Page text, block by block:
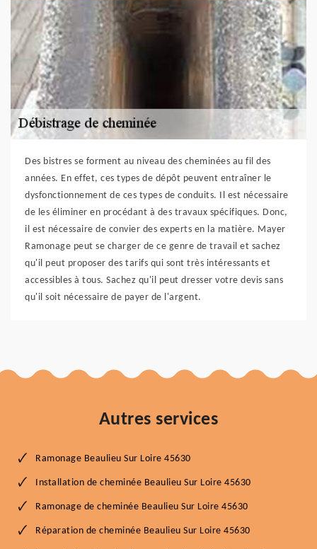
Des bistres se forment au niveau des cheminées au fil des
années. En effet, ces types de dépôt peuvent entraîner le
dysfonctionnement de ces types de conduits. Il est nécessaire
de les éliminer en procédant à des travaux spécifiques. Donc,
il est nécessaire de convier des experts en la matière. Mayer
Ramonage peut se charger de ce genre de travail et sachez
qu'il peut proposer des tarifs qui sont très intéressants et
accessibles à tous. Sachez qu'il peut dresser votre devis sans
qu'il soit nécessaire de payer de l'argent.
Autres services
Ramonage Beaulieu Sur Loire 45630
Installation de cheminée Beaulieu Sur Loire 45630
Ramonage de cheminée Beaulieu Sur Loire 45630
Réparation de cheminée Beaulieu Sur Loire 45630